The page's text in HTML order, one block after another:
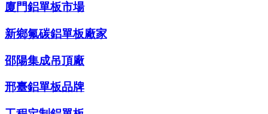
廈門鋁單板市場
新鄉氟碳鋁單板廠家
邵陽集成吊頂廠
邢臺鋁單板品牌